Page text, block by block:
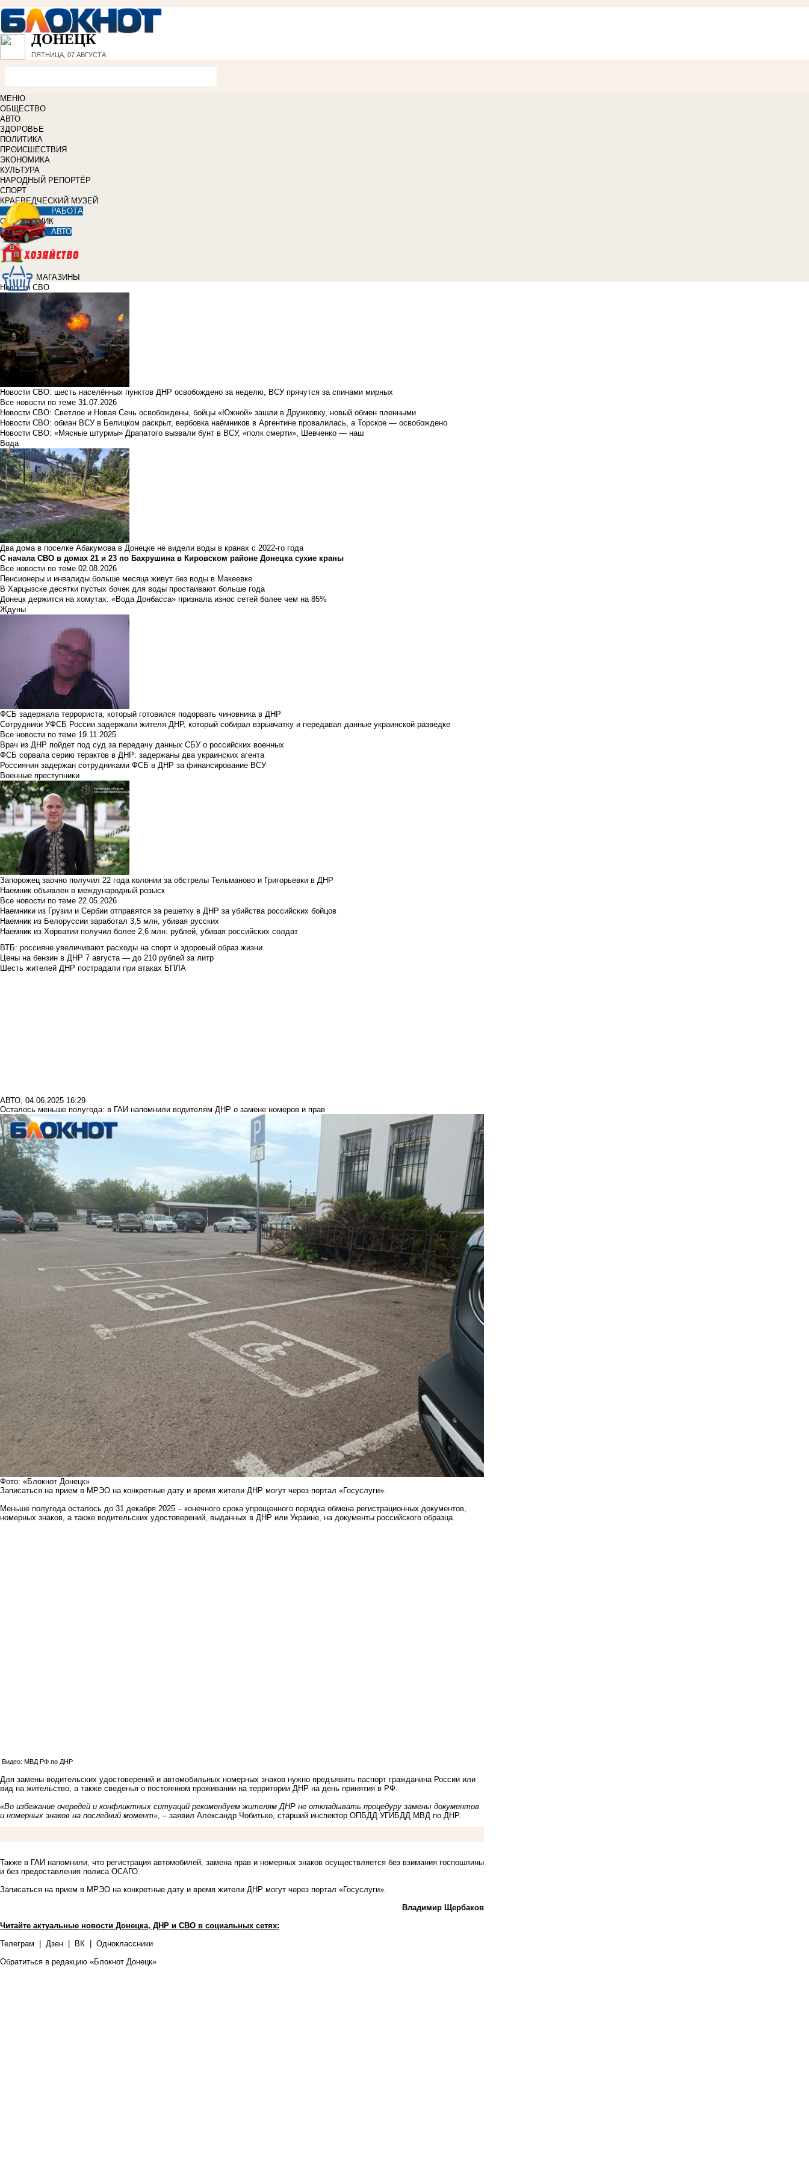
ДОНЕЦК
ПЯТНИЦА, 07 АВГУСТА
МЕНЮ
ОБЩЕСТВО
АВТО
ЗДОРОВЬЕ
ПОЛИТИКА
ПРОИСШЕСТВИЯ
ЭКОНОМИКА
КУЛЬТУРА
НАРОДНЫЙ РЕПОРТЁР
СПОРТ
КРАЕВЕДЧЕСКИЙ МУЗЕЙ
РАБОТА
СПРАВОЧНИК
АВТО
МАГАЗИНЫ
Новости СВО
Новости СВО: шесть населённых пунктов ДНР освобождено за неделю, ВСУ прячутся за спинами мирных
Все новости по теме 31.07.2026
Новости СВО: Светлое и Новая Сечь освобождены, бойцы «Южной» зашли в Дружковку, новый обмен пленными
Новости СВО: обман ВСУ в Белицком раскрыт, вербовка наёмников в Аргентине провалилась, а Торское — освобождено
Новости СВО: «Мясные штурмы» Драпатого вызвали бунт в ВСУ, «полк смерти», Шевченко — наш
Вода
Два дома в поселке Абакумова в Донецке не видели воды в кранах с 2022-го года
С начала СВО в домах 21 и 23 по Бахрушина в Кировском районе Донецка сухие краны
Все новости по теме 02.08.2026
Пенсионеры и инвалиды больше месяца живут без воды в Макеевке
В Харцызске десятки пустых бочек для воды простаивают больше года
Донецк держится на хомутах: «Вода Донбасса» признала износ сетей более чем на 85%
Ждуны
ФСБ задержала террориста, который готовился подорвать чиновника в ДНР
Сотрудники УФСБ России задержали жителя ДНР, который собирал взрывчатку и передавал данные украинской разведке
Все новости по теме 19.11.2025
Врач из ДНР пойдет под суд за передачу данных СБУ о российских военных
ФСБ сорвала серию терактов в ДНР: задержаны два украинских агента
Россиянин задержан сотрудниками ФСБ в ДНР за финансирование ВСУ
Военные преступники
Запорожец заочно получил 22 года колонии за обстрелы Тельманово и Григорьевки в ДНР
Наемник объявлен в международный розыск
Все новости по теме 22.05.2026
Наемники из Грузии и Сербии отправятся за решетку в ДНР за убийства российских бойцов
Наемник из Белоруссии заработал 3,5 млн, убивая русских
Наемник из Хорватии получил более 2,6 млн. рублей, убивая российских солдат
ВТБ: россияне увеличивают расходы на спорт и здоровый образ жизни
Цены на бензин в ДНР 7 августа — до 210 рублей за литр
Шесть жителей ДНР пострадали при атаках БПЛА
АВТО 04.06.2025 16:29
Осталось меньше полугода: в ГАИ напомнили водителям ДНР о замене номеров и прав
Фото: «Блокнот Донецк»
Записаться на прием в МРЭО на конкретные дату и время жители ДНР могут через портал «Госуслуги».
Меньше полугода осталось до 31 декабря 2025 – конечного срока упрощенного порядка обмена регистрационных документов,
номерных знаков, а также водительских удостоверений, выданных в ДНР или Украине, на документы российского образца.
Видео: МВД РФ по ДНР
Для замены водительских удостоверений и автомобильных номерных знаков нужно предъявить паспорт гражданина России или
вид на жительство, а также сведенья о постоянном проживании на территории ДНР на день принятия в РФ.
«Во избежание очередей и конфликтных ситуаций рекомендуем жителям ДНР не откладывать процедуру замены документов
и номерных знаков на последний момент», – заявил Александр Чобитько, старший инспектор ОПБДД УГИБДД МВД по ДНР.
Также в ГАИ напомнили, что регистрация автомобилей, замена прав и номерных знаков осуществляется без взимания госпошлины
и без предоставления полиса ОСАГО.
Записаться на прием в МРЭО на конкретные дату и время жители ДНР могут через портал «Госуслуги».
Владимир Щербаков
Читайте актуальные новости Донецка, ДНР и СВО в социальных сетях:
Телеграм
Дзен ВК
Одноклассники
Обратиться в редакцию «Блокнот Донецк»